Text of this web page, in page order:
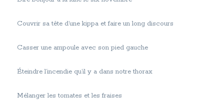
Couvrir sa tête d’une kippa et faire un long discours
Casser une ampoule avec son pied gauche
Éteindre l’incendie qu’il y a dans notre thorax
Mélanger les tomates et les fraises